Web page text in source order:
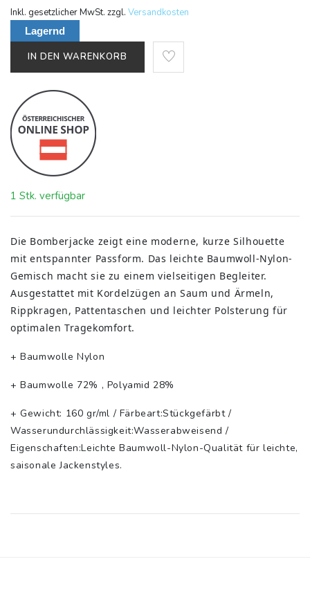
Inkl. gesetzlicher MwSt. zzgl. Versandkosten
Lagernd
IN DEN WARENKORB
1 Stk. verfügbar
Die Bomberjacke zeigt eine moderne, kurze Silhouette
mit entspannter Passform. Das leichte Baumwoll-Nylon-
Gemisch macht sie zu einem vielseitigen Begleiter.
Ausgestattet mit Kordelzügen an Saum und Ärmeln,
Rippkragen, Pattentaschen und leichter Polsterung für
optimalen Tragekomfort.
+ Baumwolle Nylon
+ Baumwolle 72% , Polyamid 28%
+ Gewicht: 160 gr/ml / Färbeart:Stückgefärbt /
Wasserundurchlässigkeit:Wasserabweisend /
Eigenschaften:Leichte Baumwoll-Nylon-Qualität für leichte,
saisonale Jackenstyles.